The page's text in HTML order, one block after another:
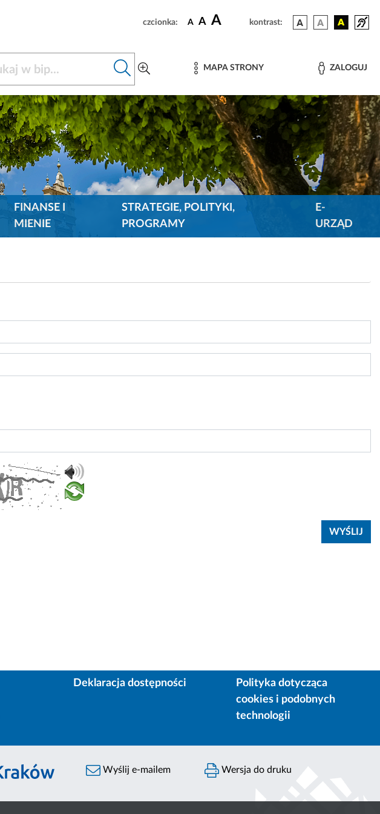
czcionka: A A A kontrast:
MAPA STRONY ZALOGUJ
FINANSE I
MIENIE
STRATEGIE, POLITYKI,
PROGRAMY
E-
URZĄD
Deklaracja dostępności
Polityka dotycząca
cookies i podobnych
technologii
Wyślij e-mailem Wersja do druku